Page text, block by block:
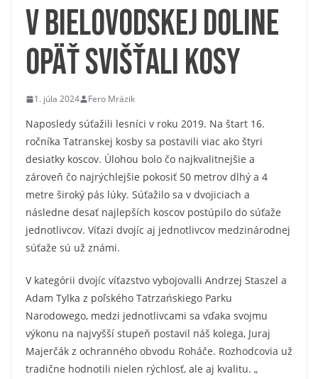
V Bielovodskej doline
opäť svišťali kosy
1. júla 2024 Fero Mrázik
Naposledy súťažili lesníci v roku 2019. Na štart 16.
ročníka Tatranskej kosby sa postavili viac ako štyri
desiatky koscov. Úlohou bolo čo najkvalitnejšie a
zároveň čo najrýchlejšie pokosiť 50 metrov dlhý a 4
metre široký pás lúky. Súťažilo sa v dvojiciach a
následne desať najlepších koscov postúpilo do súťaže
jednotlivcov. Víťazi dvojíc aj jednotlivcov medzinárodnej
súťaže sú už známi.
V kategórii dvojíc víťazstvo vybojovalli Andrzej Staszel a
Adam Tylka z poľského Tatrzańskiego Parku
Narodowego, medzi jednotlivcami sa vďaka svojmu
výkonu na najvyšší stupeň postavil náš kolega, Juraj
Majerčák z ochranného obvodu Roháče. Rozhodcovia už
tradične hodnotili nielen rýchlosť, ale aj kvalitu. „